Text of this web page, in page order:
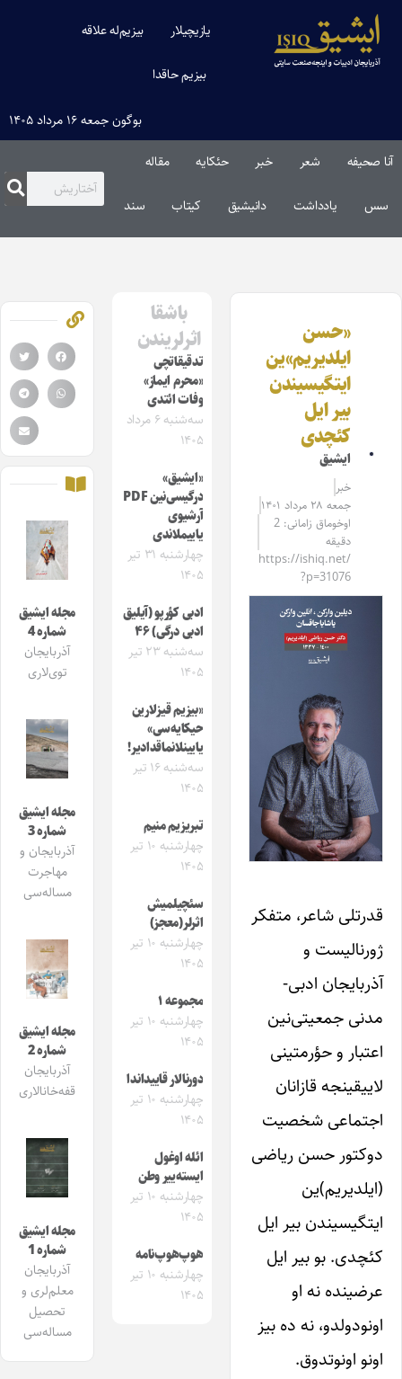
یازیچیلار بیزیم‌له علاقه
بیزیم حاقدا
بوگون جمعه ۱۶ مرداد ۱۴۰۵
آنا صحیفه شعر خبر حئکایه مقاله‌
سس یادداشت دانیشیق کیتاب سند
«حسن
ایلدیریم»ین
ایتگیسیندن
بیر ایل
کئچدی
ایشیق
خبر
جمعه ۲۸ مرداد ۱۴۰۱
اوخوماق زامانی: 2
دقیقه
https://ishiq.net/
?p=31076
قدرتلی شاعر، متفکر
ژورنالیست و
آذربایجان ادبی-
مدنی جمعیتی‌نین
اعتبار و حؤرمتینی
لاییقینجه قازانان
اجتماعی شخصیت
دوکتور حسن ریاضی
(ایلدیریم)ین
ایتگیسیندن بیر ایل
کئچدی. بو بیر ایل
عرضینده نه او
اونودولدو، نه ده بیز
اونو اونوتدوق.
باشقا
اثرلریندن
تدقیقاتچی
«محرم ایماز»
وفات ائتدی
سه‌شنبه ۶ مرداد
۱۴۰۵
«ایشیق»
درگیسی‌نین PDF
آرشیوی
یاییملاندی
چهارشنبه ۳۱ تیر
۱۴۰۵
ادبی کؤرپو (آیلیق
ادبی درگی) ۴۶
سه‌شنبه ۲۳ تیر
۱۴۰۵
«بیزیم قیزلارین
حیکایه‌سی»
یایینلانماقدادیر!
سه‌شنبه ۱۶ تیر
۱۴۰۵
تبریزیم منیم
چهارشنبه ۱۰ تیر
۱۴۰۵
سئچیلمیش
اثرلر(معجز)
چهارشنبه ۱۰ تیر
۱۴۰۵
مجموعه ۱
چهارشنبه ۱۰ تیر
۱۴۰۵
دورنالار قاییداندا
چهارشنبه ۱۰ تیر
۱۴۰۵
ائله اوغول
ایسته‌ییر وطن
چهارشنبه ۱۰ تیر
۱۴۰۵
هوپ‌هوپ‌نامه
چهارشنبه ۱۰ تیر
۱۴۰۵
مجله ایشیق
شماره 4
آذربایجان
توی‌لاری
مجله ایشیق
شماره 3
آذربایجان و
مهاجرت
مساله‌سی
مجله ایشیق
شماره 2
آذربایجان
قفه‌خانالاری
مجله ایشیق
شماره 1
آذربایجان
معلم‌لری و
تحصیل
مساله‌سی